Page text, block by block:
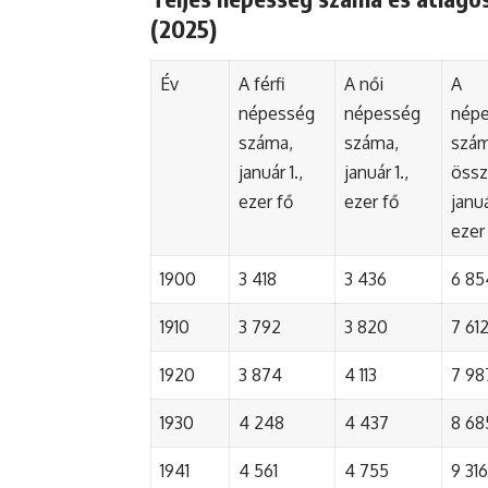
(2025)
Év
A férfi
népesség
száma,
január 1.,
ezer fő
A női
népesség
száma,
január 1.,
ezer fő
A
1900 3 418 3 436 6
1910 3 792 3 820 7 612
1920 3 874 4 113 7
1930 4 248 4 437 8
1941 4 561 4 755 9 316